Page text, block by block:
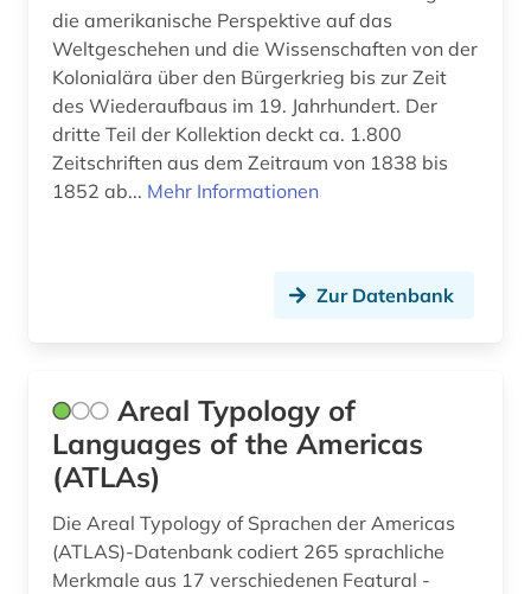
die amerikanische Perspektive auf das
Weltgeschehen und die Wissenschaften von der
Kolonialära über den Bürgerkrieg bis zur Zeit
des Wiederaufbaus im 19. Jahrhundert. Der
dritte Teil der Kollektion deckt ca. 1.800
Zeitschriften aus dem Zeitraum von 1838 bis
1852 ab... Mehr Informationen
Zur Datenbank
Areal Typology of
Languages of the Americas
(ATLAs)
Die Areal Typology of Sprachen der Americas
(ATLAS)-Datenbank codiert 265 sprachliche
Merkmale aus 17 verschiedenen Featural -